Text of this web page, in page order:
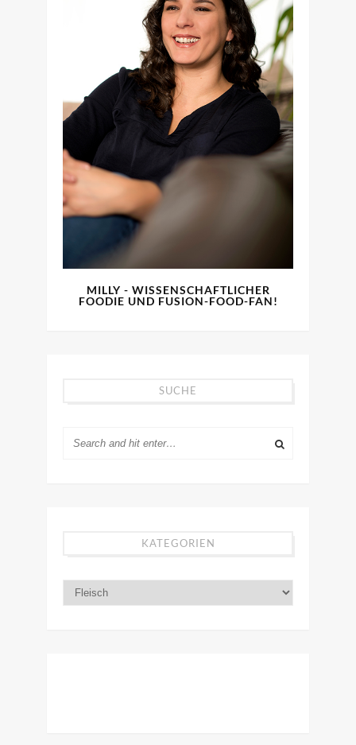
MILLY - WISSENSCHAFTLICHER
FOODIE UND FUSION-FOOD-FAN!
SUCHE
KATEGORIEN